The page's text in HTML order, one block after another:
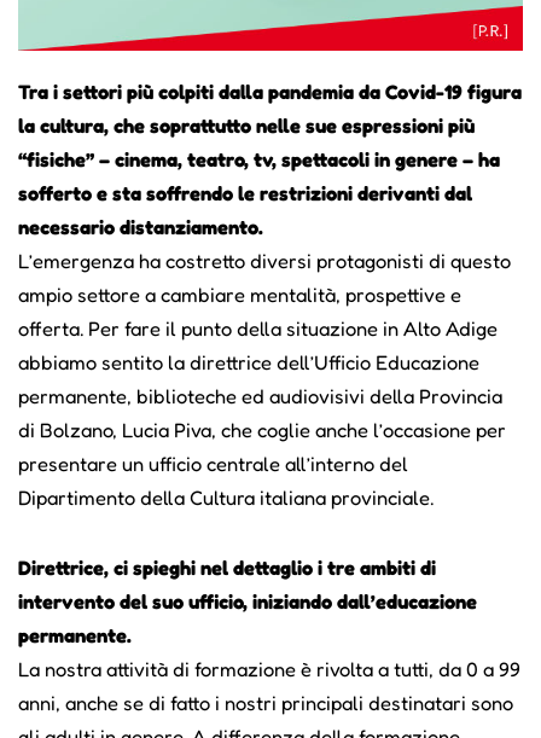
Tra i settori più colpiti dalla pandemia da Covid-19 figura
la cultura, che soprattutto nelle sue espressioni più
“fisiche” – cinema, teatro, tv, spettacoli in genere – ha
sofferto e sta soffrendo le restrizioni derivanti dal
necessario distanziamento.
L’emergenza ha costretto diversi protagonisti di questo
ampio settore a cambiare mentalità, prospettive e
offerta. Per fare il punto della situazione in Alto Adige
abbiamo sentito la direttrice dell’Ufficio Educazione
permanente, biblioteche ed audiovisivi della Provincia
di Bolzano, Lucia Piva, che coglie anche l’occasione per
presentare un ufficio centrale all’interno del
Dipartimento della Cultura italiana provinciale.
Direttrice, ci spieghi nel dettaglio i tre ambiti di
intervento del suo ufficio, iniziando dall’educazione
permanente.
La nostra attività di formazione è rivolta a tutti, da 0 a 99
anni, anche se di fatto i nostri principali destinatari sono